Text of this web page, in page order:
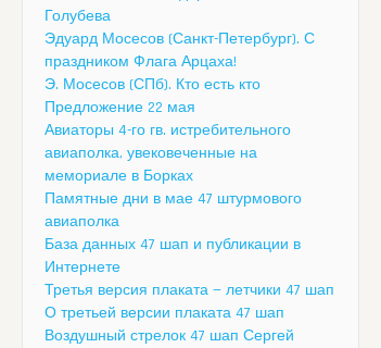
Голубева
Эдуард Мосесов (Санкт-Петербург). С
праздником Флага Арцаха!
Э. Мосесов (СПб). Кто есть кто
Предложение 22 мая
Авиаторы 4-го гв. истребительного
авиаполка, увековеченные на
мемориале в Борках
Памятные дни в мае 47 штурмового
авиаполка
База данных 47 шап и публикации в
Интернете
Третья версия плаката — летчики 47 шап
О третьей версии плаката 47 шап
Воздушный стрелок 47 шап Сергей